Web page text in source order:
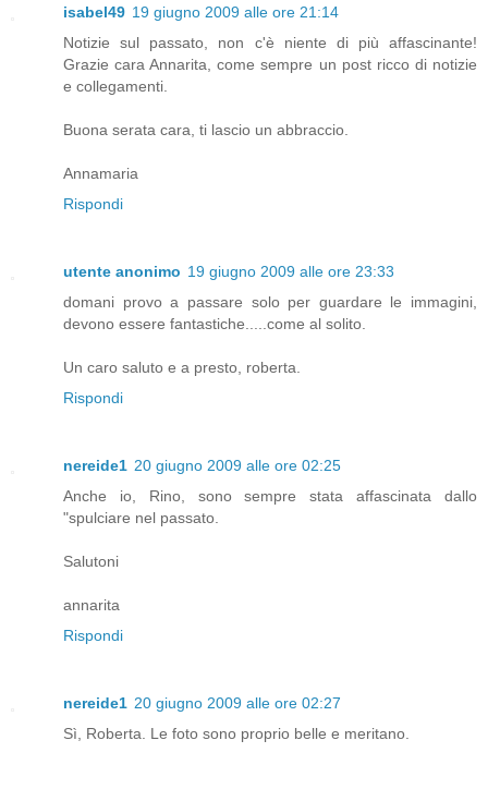
isabel49 19 giugno 2009 alle ore 21:14
Notizie sul passato, non c'è niente di più affascinante!
Grazie cara Annarita, come sempre un post ricco di notizie
e collegamenti.
Buona serata cara, ti lascio un abbraccio.
Annamaria
Rispondi
utente anonimo 19 giugno 2009 alle ore 23:33
domani provo a passare solo per guardare le immagini,
devono essere fantastiche.....come al solito.
Un caro saluto e a presto, roberta.
Rispondi
nereide1 20 giugno 2009 alle ore 02:25
Anche io, Rino, sono sempre stata affascinata dallo
"spulciare nel passato.
Salutoni
annarita
Rispondi
nereide1 20 giugno 2009 alle ore 02:27
Sì, Roberta. Le foto sono proprio belle e meritano.